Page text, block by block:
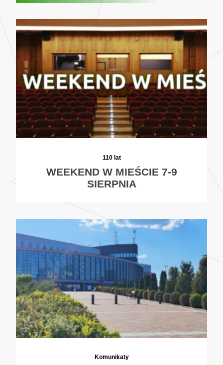
110 lat
WEEKEND W MIEŚCIE 7-9
SIERPNIA
Komunikaty